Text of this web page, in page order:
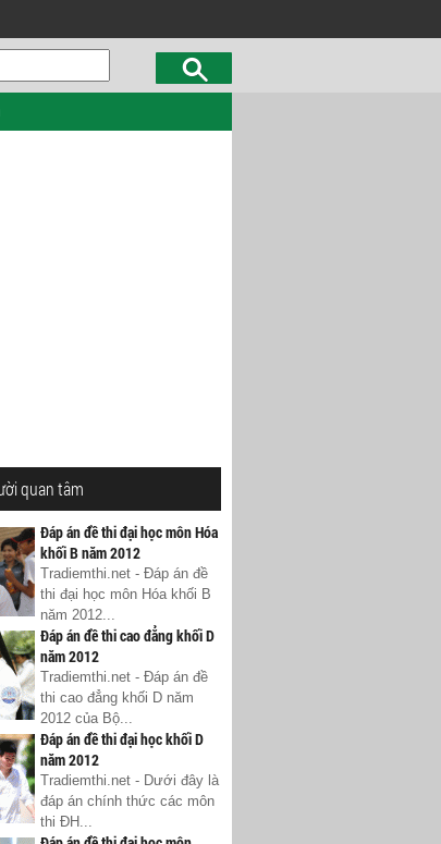
quan tâm
Đáp án đề thi đại học môn Hóa
khối B năm 2012
Tradiemthi.net - Đáp án đề
thi đại học môn Hóa khối B
năm 2012...
Đáp án đề thi cao đẳng khối D
năm 2012
Tradiemthi.net - Đáp án đề
thi cao đẳng khối D năm
2012 của Bộ...
Đáp án đề thi đại học khối D
năm 2012
Tradiemthi.net - Dưới đây là
đáp án chính thức các môn
thi ĐH...